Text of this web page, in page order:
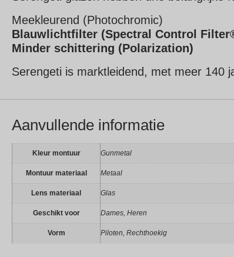
Meekleurend (Photochromic)
Blauwlichtfilter (Spectral Control
Minder schittering (Polarization)
Serengeti is marktleidend, met meer 140
Aanvullende informatie
Kleur montuur Gunmetal
Montuur materiaal Metaal
Lens materiaal Glas
Geschikt voor Dames, Heren
Vorm Piloten, Rechthoekig